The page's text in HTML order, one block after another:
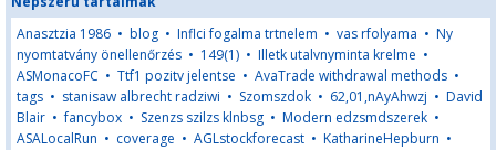
Anasztzia 1986 • blog • Inflci fogalma trtnelem • vas rfolyama • Ny
nyomtatvány önellenőrzés • 149(1) • Illetk utalvnyminta krelme •
ASMonacoFC • Ttf1 pozitv jelentse • AvaTrade withdrawal methods •
tags • stanisaw albrecht radziwi • Szomszdok • 62,01,nAyAhwzj • David
Blair •fancybox • Szenzs szilzs klnbsg • Modern edzsmdszerek •
ASALocalRun • coverage • AGLstockforecast • KatharineHepburn •